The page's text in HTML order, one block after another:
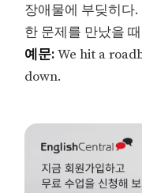
장애물에 부딪히다
한 문제를 만났을
예문:We hit a
down.